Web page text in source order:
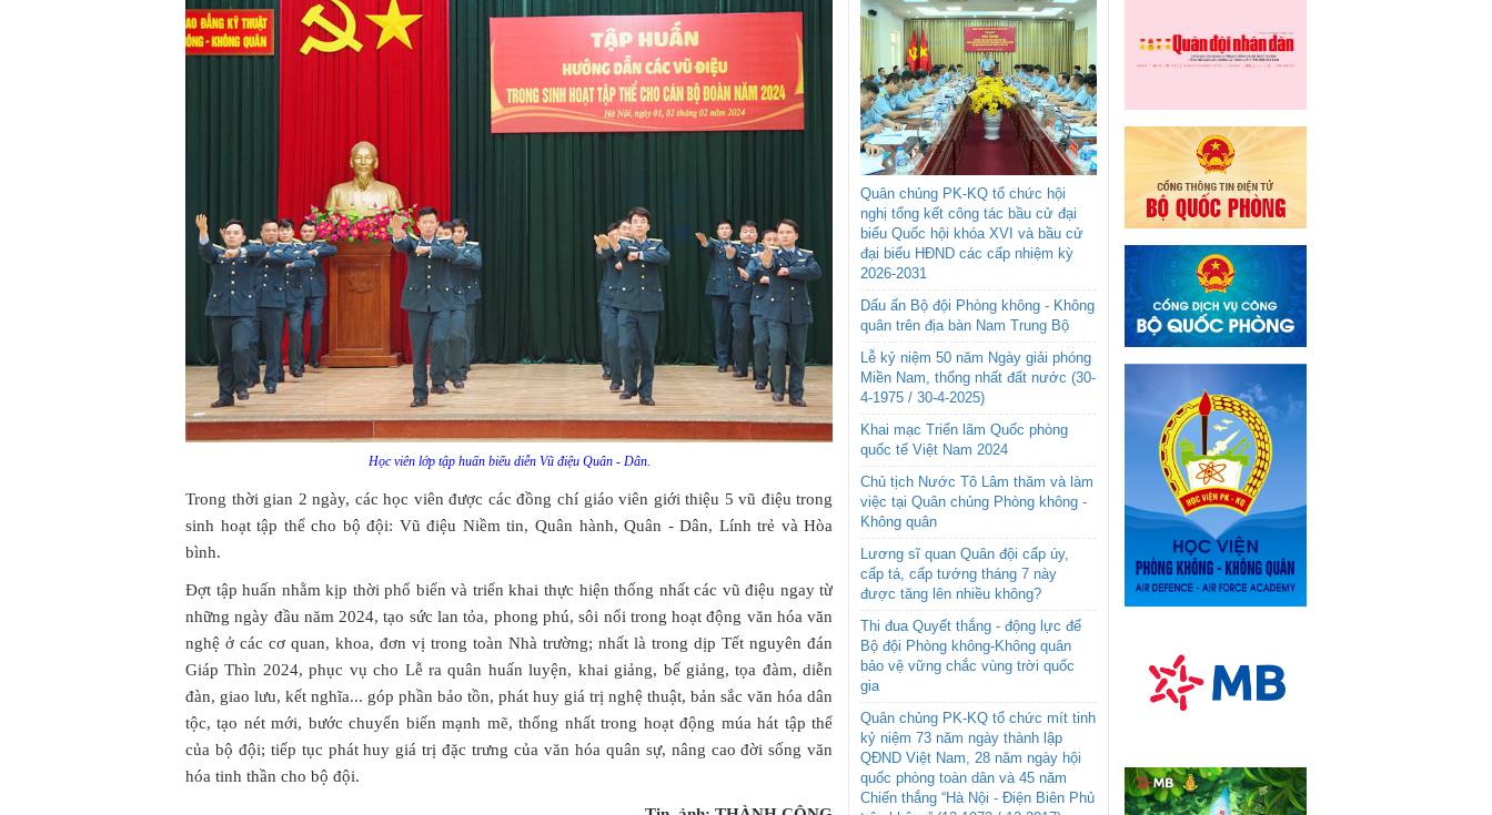
Học viên lớp tập huấn biểu diễn Vũ điệu Quân - Dân.
Trong thời gian 2 ngày, các học viên được các đồng chí giáo viên giới thiệu 5 vũ điệu trong
sinh hoạt tập thể cho bộ đội: Vũ điệu Niềm tin, Quân hành, Quân - Dân, Lính trẻ và Hòa
bình.
Đợt tập huấn nhằm kịp thời phổ biến và triển khai thực hiện thống nhất các vũ điệu ngay từ
những ngày đầu năm 2024, tạo sức lan tỏa, phong phú, sôi nổi trong hoạt động văn hóa văn
nghệ ở các cơ quan, khoa, đơn vị trong toàn Nhà trường; nhất là trong dịp Tết nguyên đán
Giáp Thìn 2024, phục vụ cho Lễ ra quân huấn luyện, khai giảng, bế giảng, tọa đàm, diễn
đàn, giao lưu, kết nghĩa... góp phần bảo tồn, phát huy giá trị nghệ thuật, bản sắc văn hóa dân
tộc, tạo nét mới, bước chuyển biến mạnh mẽ, thống nhất trong hoạt động múa hát tập thể
của bộ đội; tiếp tục phát huy giá trị đặc trưng của văn hóa quân sự, nâng cao đời sống văn
hóa tinh thần cho bộ đội.
Quân chủng PK-KQ tổ chức hội
nghị tổng kết công tác bầu cử đại
biểu Quốc hội khóa XVI và bầu cử
đại biểu HĐND các cấp nhiệm kỳ
2026-2031
Dấu ấn Bộ đội Phòng không - Không
quân trên địa bàn Nam Trung Bộ
Lễ kỷ niệm 50 năm Ngày giải phóng
Miền Nam, thống nhất đất nước (30-
4-1975 / 30-4-2025)
Khai mạc Triển lãm Quốc phòng
quốc tế Việt Nam 2024
Chủ tịch Nước Tô Lâm thăm và làm
việc tại Quân chủng Phòng không -
Không quân
Lương sĩ quan Quân đội cấp úy,
cấp tá, cấp tướng tháng 7 này
được tăng lên nhiều không?
Thi đua Quyết thắng - động lực để
Bộ đội Phòng không-Không quân
bảo vệ vững chắc vùng trời quốc
gia
Quân chủng PK-KQ tổ chức mít tinh
kỷ niệm 73 năm ngày thành lập
QĐND Việt Nam, 28 năm ngày hội
quốc phòng toàn dân và 45 năm
Chiến thắng “Hà Nội - Điện Biên Phủ